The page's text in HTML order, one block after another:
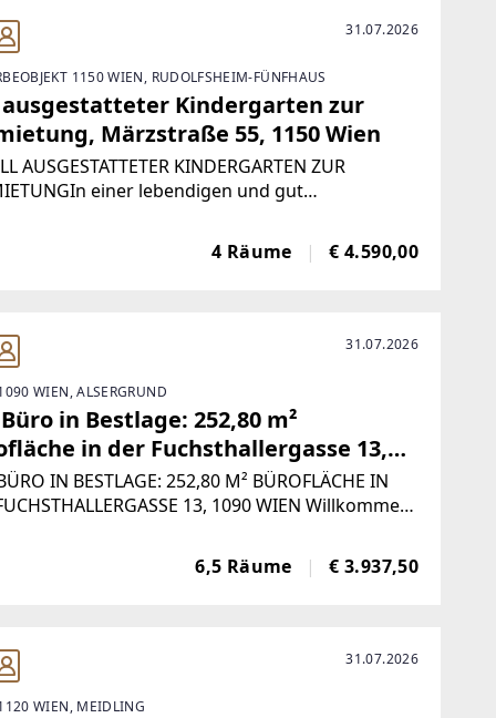
31.07.2026
1150 WIEN, RUDOLFSHEIM-FÜNFHAUS
Kindergarten zur
Märzstraße 55, 1150 Wien
AUSGESTATTETER KINDERGARTEN ZUR
einer lebendigen und gut
ein bereits voll ausgestatteter Kindergarten zur
bereit. Dieser Kindergarten bietet Platz für
4 Räume € 4.590,00
31.07.2026
WIEN, ALSERGRUND
in Bestlage: 252,80 m²
in der Fuchsthallergasse 13,
WienIN BESTLAGE: 252,80 M² BÜROFLÄCHE IN
13, 1090 WIEN Willkommen
Dieses beeindruckende Büro erstreckt sich über
252,80 m² und bietet6,5 Räume € 3.937,50
31.07.2026
WIEN, MEIDLING